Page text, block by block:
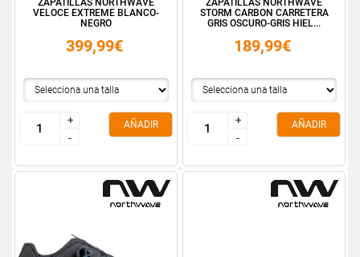
ZAPATILLAS NORTHWAVE
VELOCE EXTREME BLANCO-
NEGRO
399,99€
+
-
+
-
AÑADIR
ZAPATILLAS NORTHWAVE
STORM CARBON CARRETERA
GRIS OSCURO-GRIS HIEL...
189,99€
+
-
+
-
AÑADIR